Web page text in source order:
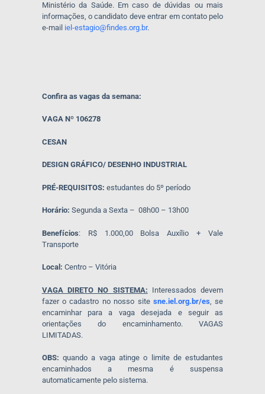
Ministério da Saúde. Em caso de dúvidas ou mais
informações, o candidato deve entrar em contato pelo
e-mail iel-estagio@findes.org.br.
Confira as vagas da semana:
VAGA Nº 106278
CESAN
DESIGN GRÁFICO/ DESENHO INDUSTRIAL
PRÉ-REQUISITOS: estudantes do 5º período
Horário: Segunda a Sexta – 08h00 – 13h00
Benefícios: R$ 1.000,00 Bolsa Auxílio + Vale
Transporte
Local: Centro – Vitória
VAGA DIRETO NO SISTEMA: Interessados devem
fazer o cadastro no nosso site sne.iel.org.br/es , se
encaminhar para a vaga desejada e seguir as
orientações do encaminhamento. VAGAS
LIMITADAS.
OBS: quando a vaga atinge o limite de estudantes
encaminhados a mesma é suspensa
automaticamente pelo sistema.